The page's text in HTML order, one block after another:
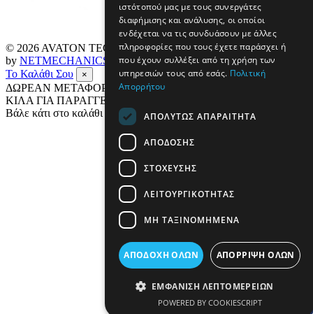
© 2026 AVATON TECH All rights reserved Designed & developed
by NETMECHANICS
Το Καλάθι Σου
×
ΔΩΡΕΑΝ ΜΕΤΑΦΟΡΙΚΑ ΣΕ ΟΛΗ ΤΗΝ ΕΛΛΑΔΑ ΕΩΣ 4
ΚΙΛΑ ΓΙΑ ΠΑΡΑΓΓΕΛΙΕΣ ΑΝΩ ΤΩΝ 69€
Βάλε κάτι στο καλάθι σου
ιστότοπού μας με τους συνεργάτες
διαφήμισης και ανάλυσης, οι οποίοι
ενδέχεται να τις συνδυάσουν με άλλες
πληροφορίες που τους έχετε παράσχει ή
που έχουν συλλέξει από τη χρήση των
υπηρεσιών τους από εσάς. Πολιτική
Απορρήτου
ΑΠΟΛΎΤΩΣ ΑΠΑΡΑΊΤΗΤΑ
ΑΠΌΔΟΣΗΣ
ΣΤΌΧΕΥΣΗΣ
ΛΕΙΤΟΥΡΓΙΚΌΤΗΤΑΣ
ΜΗ ΤΑΞΙΝΟΜΗΜΈΝΑ
ΑΠΟΔΟΧΉ ΌΛΩΝ ΑΠΌΡΡΙΨΗ ΌΛΩΝ
ΕΜΦΆΝΙΣΗ ΛΕΠΤΟΜΕΡΕΙΏΝ
POWERED BY COOKIESCRIPT